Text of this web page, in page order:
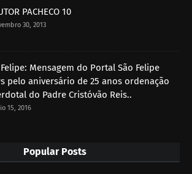
PACHECO 10
30, 2013
Mensagem do Portal São Felipe
pelo aniversário de 25 anos ordenação
do Padre Cristóvão Reis..
15, 2016
Popular Posts